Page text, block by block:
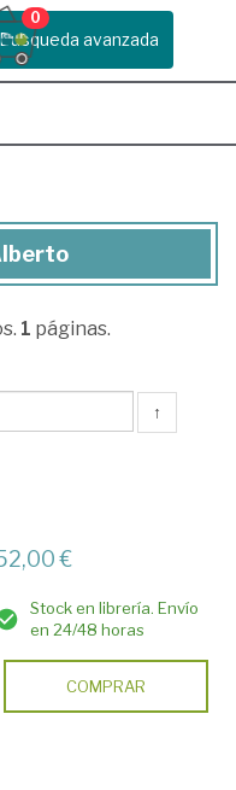
Busqueda avanzada
0
1 páginas.
↑
€
Stock en librería. Envío
en 24/48 horas
COMPRAR